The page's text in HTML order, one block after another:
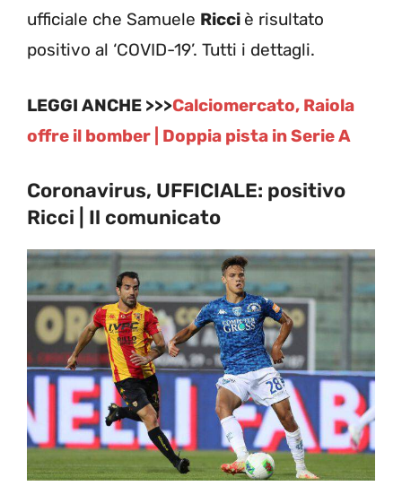
ufficiale che Samuele Ricci è risultato
positivo al ‘COVID-19’. Tutti i dettagli.
LEGGI ANCHE >>>Calciomercato, Raiola
offre il bomber | Doppia pista in Serie A
Coronavirus, UFFICIALE: positivo
Ricci | Il comunicato